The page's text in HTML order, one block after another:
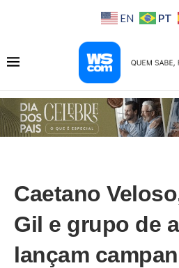
EN PT
Caetano
Gil e grupo de
lançam